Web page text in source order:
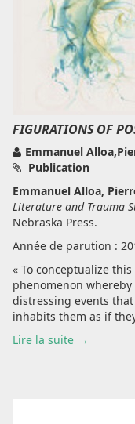
FIGURATIONS OF
Emmanuel
Publication
Emmanuel Alloa,
Literature and Trauma
Nebraska Press.
Année de parution :
« To conceptualize
phenomenon
distressing events
inhabits them as if
Lire la suite